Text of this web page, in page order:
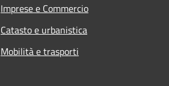
Imprese e Commercio
Catasto e urbanistica
Mobilità e trasporti